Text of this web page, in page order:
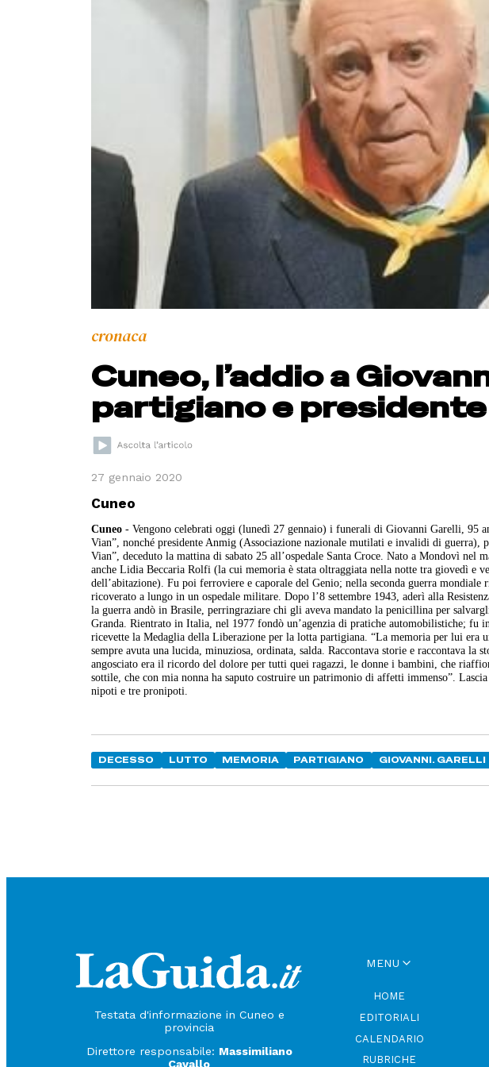
cronaca
Cuneo, l’addio a
partigiano e
27 gennaio 2020
Cuneo
Cuneo - Vengono celebrati oggi (lunedì 27 gennaio) i funerali di Giovanni Garelli, 95
Vian”, nonché presidente Anmig (Associazione nazionale mutilati e invalidi di guerra),
Vian”, deceduto la mattina di sabato 25 all’ospedale Santa Croce. Nato a Mondovì nel
anche Lidia Beccaria Rolfi (la cui memoria è stata oltraggiata nella notte tra giovedì e
dell’abitazione). Fu poi ferroviere e caporale del Genio; nella seconda guerra
ricoverato a lungo in un ospedale militare. Dopo l’8 settembre 1943, aderì alla
la guerra andò in Brasile, perringraziare chi gli aveva mandato la penicillina per
Granda. Rientrato in Italia, nel 1977 fondò un’agenzia di pratiche automobilistiche;
ricevette la Medaglia della Liberazione per la lotta partigiana. “La memoria per lui era
sempre avuta una lucida, minuziosa, ordinata, salda. Raccontava storie e raccontava
angosciato era il ricordo del dolore per tutti quei ragazzi, le donne i bambini, che
sottile, che con mia nonna ha saputo costruire un patrimonio di affetti immenso”.
nipoti e tre pronipoti.
DECESSO LUTTO MEMORIA PARTIGIANO GIOVANNI. GARELLI
Testata d'informazione in Cuneo e
provincia
Direttore responsabile: Massimiliano
Cavallo
MENU
HOME
EDITORIALI
CALENDARIO
RUBRICHE